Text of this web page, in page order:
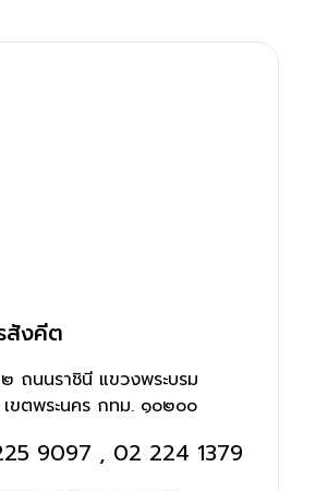
สังคีต
ถนนราชินี แขวงพระบรม
เขตพระนคร กทม. ๑๐๒๐๐
9097 , 02 224 1379